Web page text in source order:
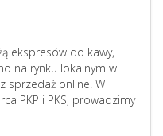
ekspresów do kawy,
na rynku lokalnym w
sprzedaż online. W
PKP i PKS, prowadzimy